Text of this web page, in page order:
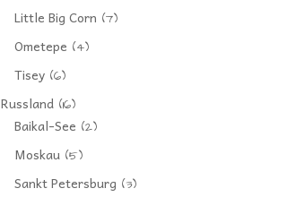
Little Big Corn (7)
Ometepe (4)
Tisey (6)
Russland (16)
Baikal-See (2)
Moskau (5)
Sankt Petersburg (3)